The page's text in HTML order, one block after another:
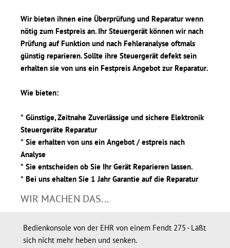
Wir bieten ihnen eine Überprüfung und Reparatur wenn
nötig zum Festpreis an. Ihr Steuergerät können wir nach
Prüfung auf Funktion und nach Fehleranalyse oftmals
günstig reparieren. Sollte ihre Steuergerät defekt sein
erhalten sie von uns ein Festpreis Angebot zur Reparatur.
Wie bieten:
* Günstige, Zeitnahe Zuverlässige und sichere Elektronik
Steuergeräte Reparatur
* Sie erhalten von uns ein Angebot / estpreis nach
Analyse
* Sie entscheiden ob Sie Ihr Gerät Reparieren lassen.
* Bei uns ehalten Sie 1 Jahr Garantie auf die Reparatur
WIR MACHEN DAS...
Bedienkonsole von der EHR von einem Fendt 275 - Läßt
sich nicht mehr heben und senken.